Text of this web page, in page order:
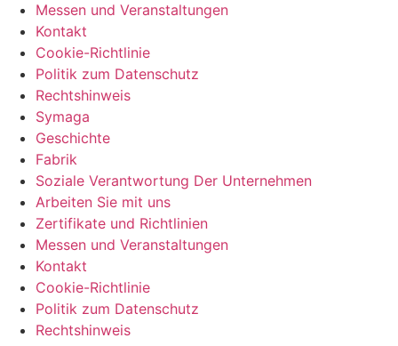
Messen und Veranstaltungen
Kontakt
Cookie-Richtlinie
Politik zum Datenschutz
Rechtshinweis
Symaga
Geschichte
Fabrik
Soziale Verantwortung Der Unternehmen
Arbeiten Sie mit uns
Zertifikate und Richtlinien
Messen und Veranstaltungen
Kontakt
Cookie-Richtlinie
Politik zum Datenschutz
Rechtshinweis